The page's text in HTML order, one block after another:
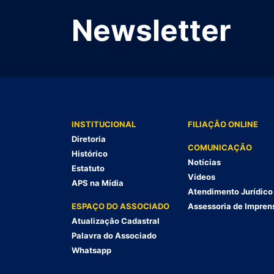
Newsletter
INSTITUCIONAL
Diretoria
Histórico
Estatuto
APS na Mídia
ESPAÇO DO ASSOCIADO
Atualização Cadastral
Palavra do Associado
Whatsapp
FILIAÇÃO ONLINE
COMUNICAÇÃO
Notícias
Vídeos
Atendimento Jurídico
Assessoria de